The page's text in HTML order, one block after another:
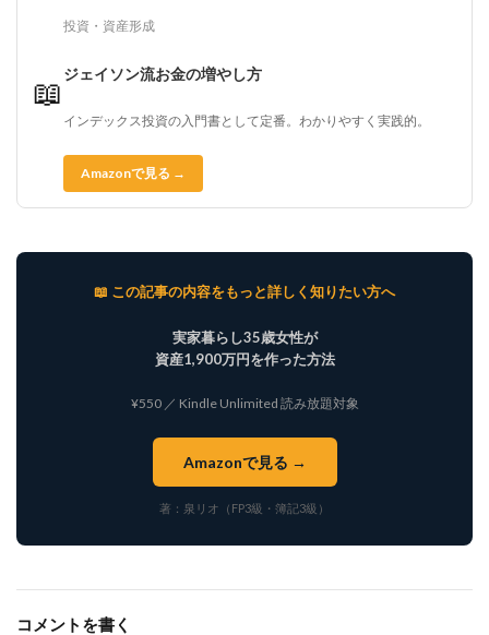
📖
投資・資産形成
ジェイソン流お金の増やし方
インデックス投資の入門書として定番。わかりやすく実践的。
Amazonで見る →
📖 この記事の内容をもっと詳しく知りたい方へ
実家暮らし35歳女性が
資産1,900万円を作った方法
¥550 ／ Kindle Unlimited 読み放題対象
Amazonで見る →
著：泉リオ（FP3級・簿記3級）
コメントを書く